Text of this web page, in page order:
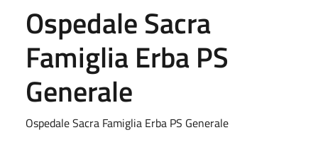
Ospedale Sacra
Famiglia Erba PS
Generale
Ospedale Sacra Famiglia Erba PS Generale